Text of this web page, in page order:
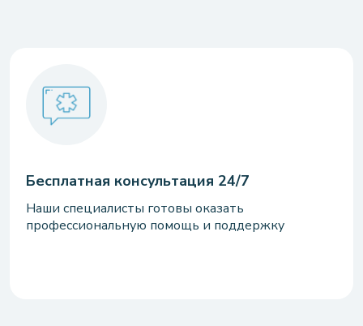
Бесплатная консультация 24/7
Наши специалисты готовы оказать
профессиональную помощь и поддержку